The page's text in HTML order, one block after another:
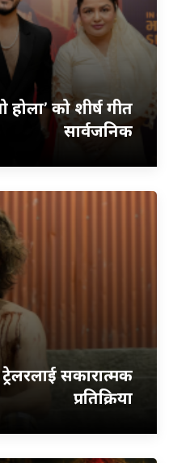
होला’ को शीर्ष गीत
सार्वजनिक
ट्रेलरलाई सकारात्मक
प्रतिक्रिया